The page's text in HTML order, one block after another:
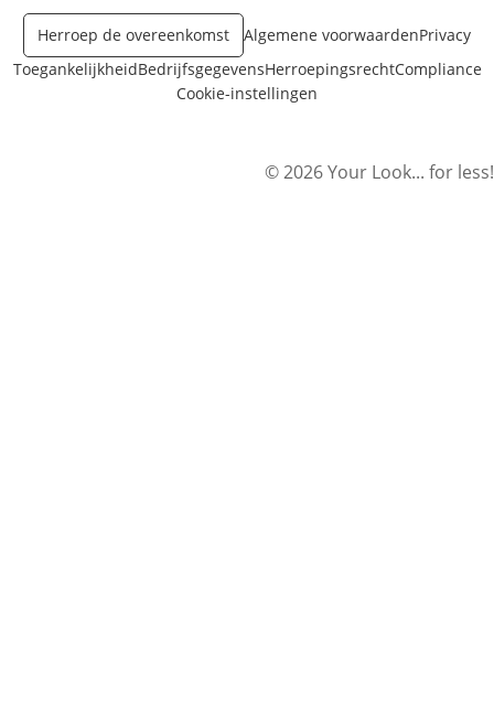
Herroep de overeenkomst Algemene voorwaardenPrivacy
ToegankelijkheidBedrijfsgegevensHerroepingsrechtCompliance
Cookie-instellingen
© 2026 Your Look... for less!